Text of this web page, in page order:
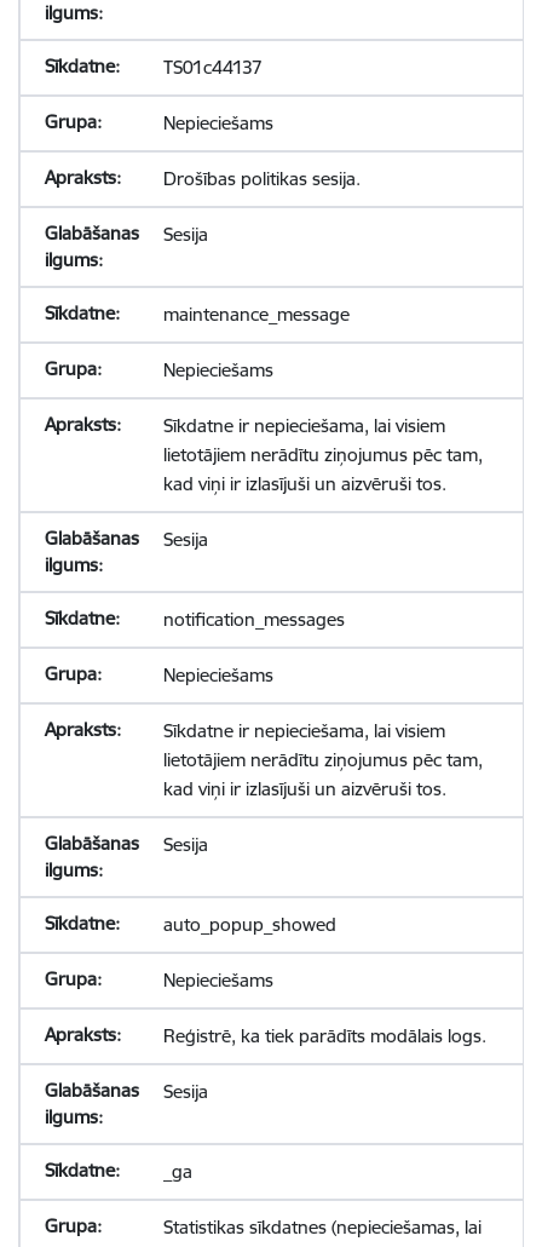
TS01c44137
Nepieciešams
Drošības politikas sesija.
Sesija
maintenance_message
Nepieciešams
Sīkdatne ir nepieciešama, lai visiem
lietotājiem nerādītu ziņojumus pēc tam,
kad viņi ir izlasījuši un aizvēruši tos.
Sesija
notification_messages
Nepieciešams
Sīkdatne ir nepieciešama, lai visiem
lietotājiem nerādītu ziņojumus pēc tam,
kad viņi ir izlasījuši un aizvēruši tos.
Sesija
auto_popup_showed
Nepieciešams
Reģistrē, ka tiek parādīts modālais logs.
Sesija
_ga
Statistikas sīkdatnes (nepieciešamas, lai